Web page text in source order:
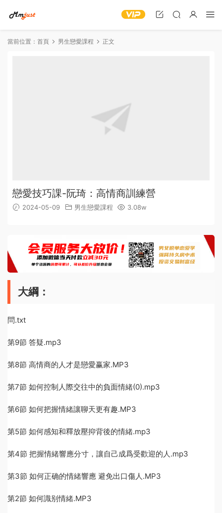
當前位置： 首頁 男生戀愛課程 正文
戀愛技巧課-阮琦：高情商訓練營
2024-05-09 男生戀愛課程 3.08w
大綱：
問.txt
第9節 答疑.mp3
第8節 高情商的人才是戀愛赢家.MP3
第7節 如何控制人際交往中的負面情緒(0).mp3
第6節 如何把握情緒讓聊天更有趣.MP3
第5節 如何感知和釋放壓抑背後的情緒.mp3
第4節 把握情緒響應分寸，讓自己成爲受歡迎的人.mp3
第3節 如何正确的情緒響應 避免出口傷人.MP3
第2節 如何識别情緒.MP3